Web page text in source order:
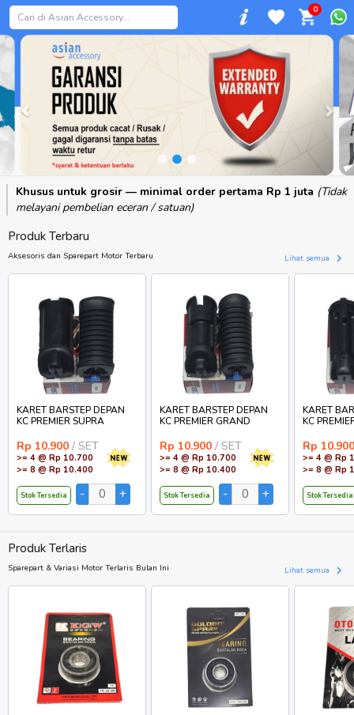
0
Previous
Khusus untuk grosir — minimal order pertama Rp 1 juta (Tidak
melayani pembelian eceran / satuan)
Produk Terbaru
Aksesoris dan Sparepart Motor Terbaru Lihat semua
KARET BARSTEP DEPAN
KC PREMIER SUPRA
Rp 10.900 / SET
>= 4 @ Rp 10.700
>= 8 @ Rp 10.400
Stok Tersedia
KARET BARSTEP DEPAN
KC PREMIER GRAND
Rp 10.900 / SET
>= 4 @ Rp 10.700
>= 8 @ Rp 10.400
Stok Tersedia
KARET
KC
Rp 10.900
>= 4 @ Rp
>= 8 @ Rp
Stok Tersedia
Produk Terlaris
Sparepart & Variasi Motor Terlaris Bulan Ini Lihat semua